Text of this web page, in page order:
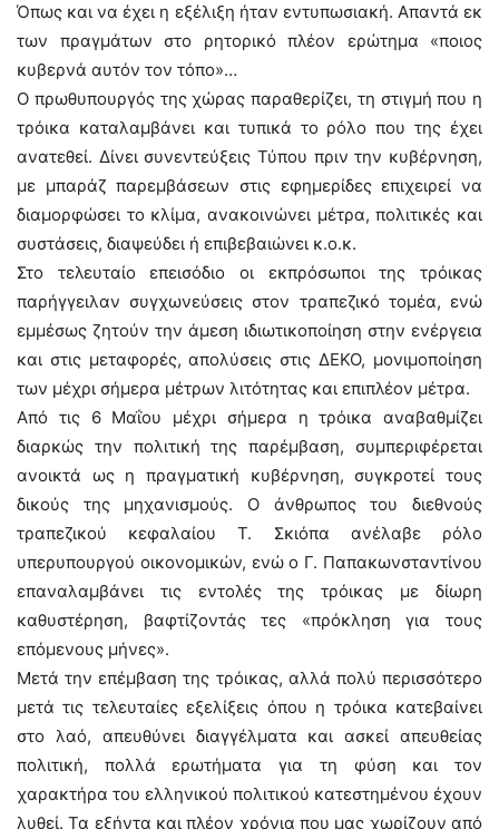
Όπως και να έχει η εξέλιξη ήταν εντυπωσιακή. Απαντά εκ
των πραγμάτων στο ρητορικό πλέον ερώτημα «ποιος
κυβερνά αυτόν τον τόπο»…
Ο πρωθυπουργός της χώρας παραθερίζει, τη στιγμή που η
τρόικα καταλαμβάνει και τυπικά το ρόλο που της έχει
ανατεθεί. Δίνει συνεντεύξεις Τύπου πριν την κυβέρνηση,
με μπαράζ παρεμβάσεων στις εφημερίδες επιχειρεί να
διαμορφώσει το κλίμα, ανακοινώνει μέτρα, πολιτικές και
συστάσεις, διαψεύδει ή επιβεβαιώνει κ.ο.κ.
Στο τελευταίο επεισόδιο οι εκπρόσωποι της τρόικας
παρήγγειλαν συγχωνεύσεις στον τραπεζικό τομέα, ενώ
εμμέσως ζητούν την άμεση ιδιωτικοποίηση στην ενέργεια
και στις μεταφορές, απολύσεις στις ΔΕΚΟ, μονιμοποίηση
των μέχρι σήμερα μέτρων λιτότητας και επιπλέον μέτρα.
Από τις 6 Μαΐου μέχρι σήμερα η τρόικα αναβαθμίζει
διαρκώς την πολιτική της παρέμβαση, συμπεριφέρεται
ανοικτά ως η πραγματική κυβέρνηση, συγκροτεί τους
δικούς της μηχανισμούς. Ο άνθρωπος του διεθνούς
τραπεζικού κεφαλαίου Τ. Σκιόπα ανέλαβε ρόλο
υπερυπουργού οικονομικών, ενώ ο Γ. Παπακωνσταντίνου
επαναλαμβάνει τις εντολές της τρόικας με δίωρη
καθυστέρηση, βαφτίζοντάς τες «πρόκληση για τους
επόμενους μήνες».
Μετά την επέμβαση της τρόικας, αλλά πολύ περισσότερο
μετά τις τελευταίες εξελίξεις όπου η τρόικα κατεβαίνει
στο λαό, απευθύνει διαγγέλματα και ασκεί απευθείας
πολιτική, πολλά ερωτήματα για τη φύση και τον
χαρακτήρα του ελληνικού πολιτικού κατεστημένου έχουν
λυθεί. Τα εξήντα και πλέον χρόνια που μας χωρίζουν από